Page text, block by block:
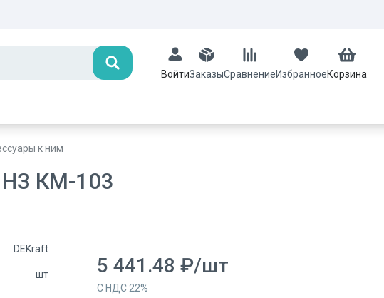
Поиск
ВойтиЗаказыСравнениеИзбранноеКорзина
к ним
КМ-103
DEKraft
шт 5 441.48 ₽/шт
С НДС 22%